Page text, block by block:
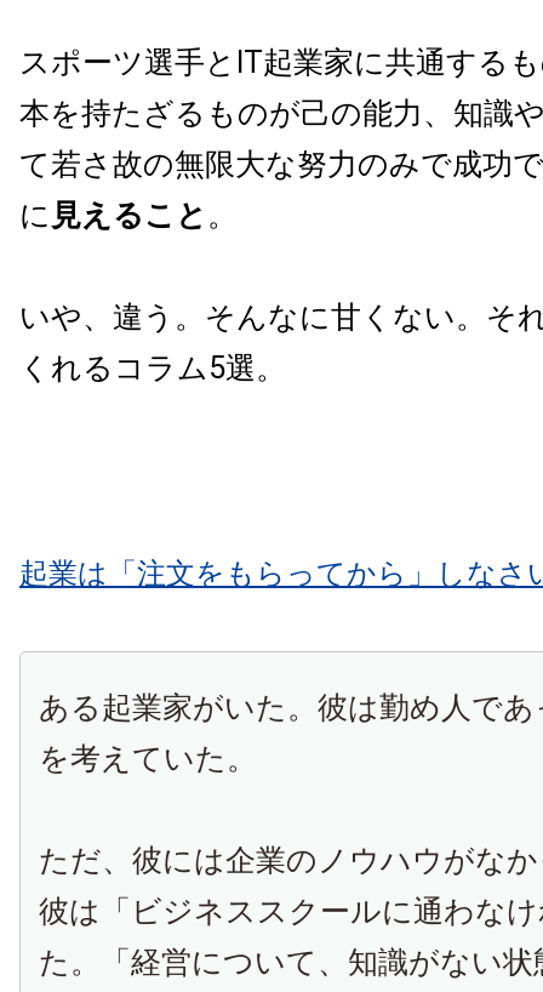
スポーツ選手とIT起業家に共通する
本を持たざるものが己の能力、知識
て若さ故の無限大な努力のみで成功
に 見えること 。
いや、違う。そんなに甘くない。そ
くれるコラム5選。
起業は「注文をもらってから」しなさ
ある起業家がいた。彼は勤め人で
を考えていた。
ただ、彼には企業のノウハウがな
彼は「ビジネススクールに通わな
た。「経営について、知識がない